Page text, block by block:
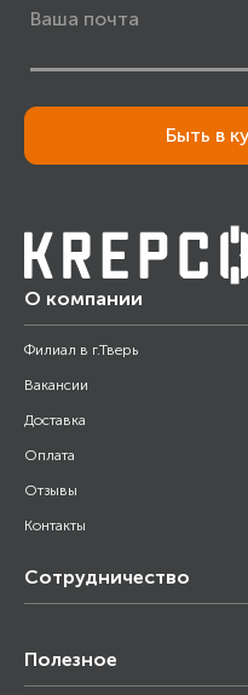
Быть в
О компании
Филиал в г.Тверь
Вакансии
Доставка
Оплата
Отзывы
Контакты
Сотрудничество
Снабжение строительства
Полезное